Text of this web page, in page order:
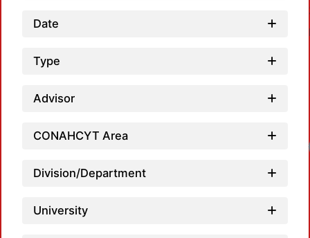
Date
Type
Advisor
CONAHCYT Area
Division/Department
University